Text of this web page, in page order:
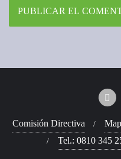
Comisión Directiva
Tel.: 0810 345